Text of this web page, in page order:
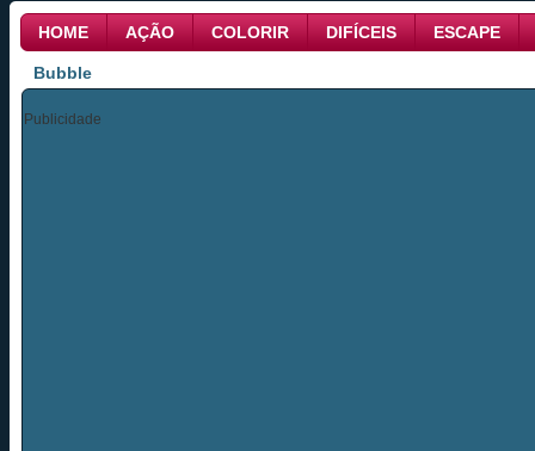
HOME AÇÃO COLORIR DIFÍCEIS ESCAPE
Bubble
Publicidade